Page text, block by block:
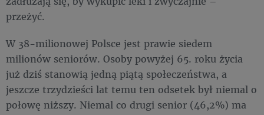
przeżyć.
W 38-milionowej Polsce jest prawie siedem
milionów seniorów. Osoby powyżej 65. roku życia
już dziś stanowią jedną piątą społeczeństwa, a
jeszcze trzydzieści lat temu ten odsetek był niemal o
połowę niższy. Niemal co drugi senior (46,2%) ma